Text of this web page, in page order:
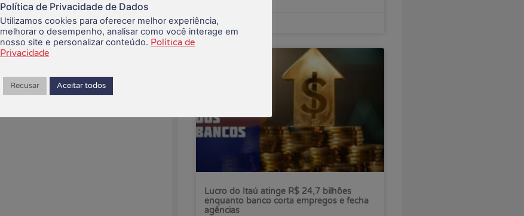
07/08/2026
Lucro do Itaú atinge R$ 24,7 bilhões
enquanto banco corta empregos e fecha
agências
Política de Privacidade de Dados
Utilizamos cookies para oferecer melhor experiência,
melhorar o desempenho, analisar como você interage em
nosso site e personalizar conteúdo. Política de
Privacidade
Recusar Aceitar todos